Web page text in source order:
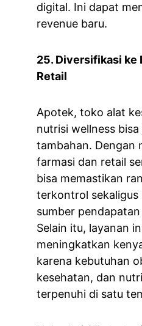
digital. Ini dapat
revenue baru.
25. Diversifikasi ke
Retail
Apotek, toko alat
nutrisi wellness
tambahan. Dengan
farmasi dan retail
bisa memastikan
terkontrol sekaligus
sumber
Selain itu, layanan
meningkatkan
karena kebutuhan
kesehatan, dan
terpenuhi di satu